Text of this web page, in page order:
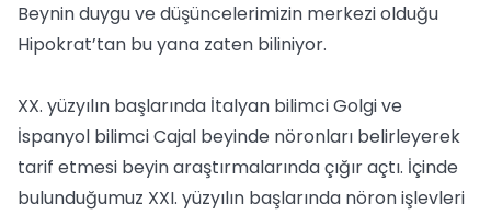
Beynin duygu ve düşüncelerimizin merkezi olduğu
Hipokrat’tan bu yana zaten biliniyor.
XX. yüzyılın başlarında İtalyan bilimci Golgi ve
İspanyol bilimci Cajal beyinde nöronları belirleyerek
tarif etmesi beyin araştırmalarında çığır açtı. İçinde
bulunduğumuz XXI. yüzyılın başlarında nöron işlevleri